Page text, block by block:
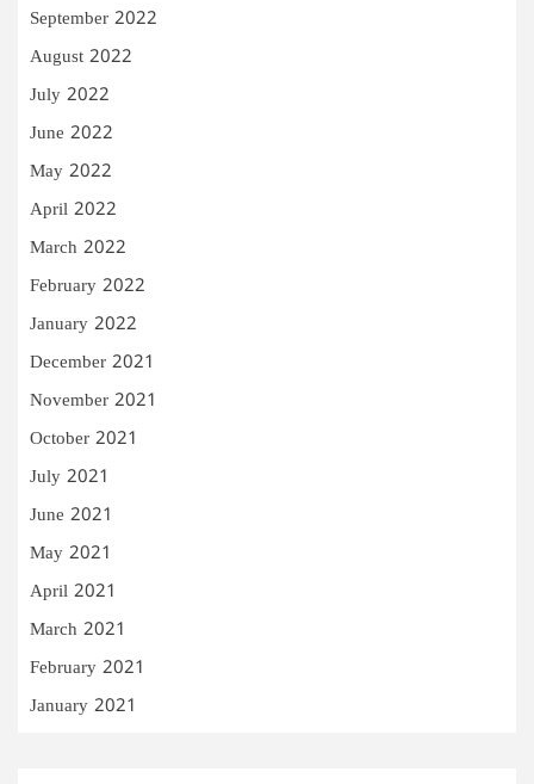
September 2022
August 2022
July 2022
June 2022
May 2022
April 2022
March 2022
February 2022
January 2022
December 2021
November 2021
October 2021
July 2021
June 2021
May 2021
April 2021
March 2021
February 2021
January 2021